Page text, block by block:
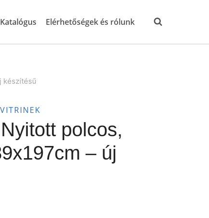
Katalógus Elérhetőségek és rólunk
készítésű
polcos,
– új